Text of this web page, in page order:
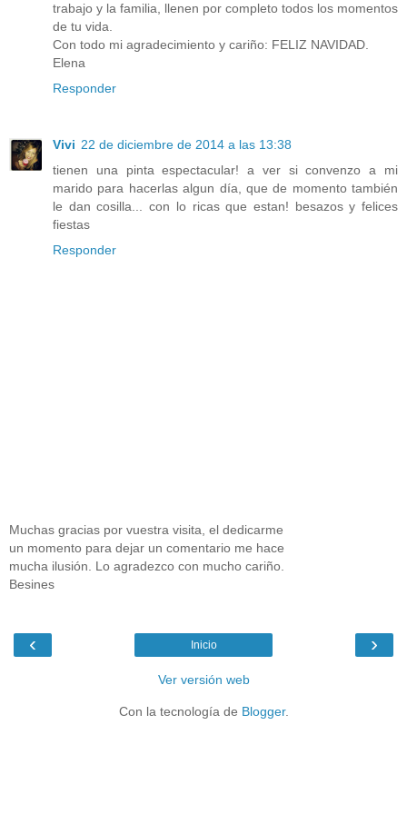
trabajo y la familia, llenen por completo todos los momentos
de tu vida.
Con todo mi agradecimiento y cariño: FELIZ NAVIDAD.
Elena
Responder
Vivi 22 de diciembre de 2014 a las 13:38
tienen una pinta espectacular! a ver si convenzo a mi
marido para hacerlas algun día, que de momento también
le dan cosilla... con lo ricas que estan! besazos y felices
fiestas
Responder
Muchas gracias por vuestra visita, el dedicarme
un momento para dejar un comentario me hace
mucha ilusión. Lo agradezco con mucho cariño.
Besines
‹ ›
Inicio
Ver versión web
Con la tecnología de Blogger.